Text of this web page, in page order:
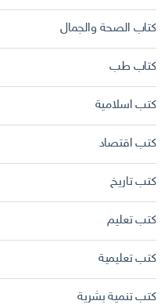
كتاب الصحة والجمال
كتاب طب
كتب اسلامية
كتب اقتصاد
كتب تاريخ
كتب تعليم
كتب تعليمية
كتب تنمية بشرية